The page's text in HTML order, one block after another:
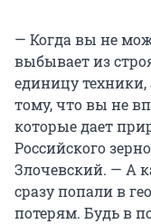
— Когда вы не
выбывает из
единицу
тому, что вы не
которые дает
Российского
Злочевский. — А
сразу попали в
потерям. Будь в